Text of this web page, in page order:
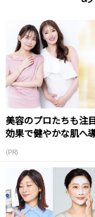
美容のプロたちも注
効果で健やかな肌へ
(PR)